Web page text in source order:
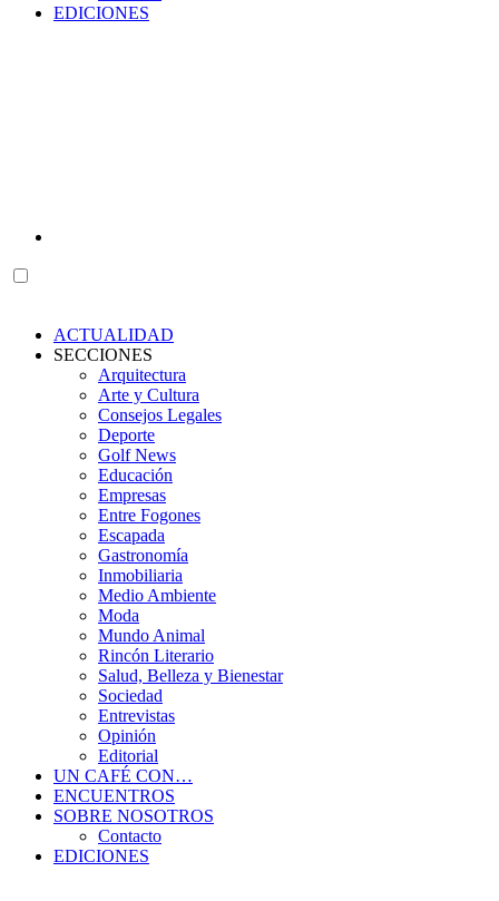
EDICIONES
ACTUALIDAD
SECCIONES
Arquitectura
Arte y Cultura
Consejos Legales
Deporte
Golf News
Educación
Empresas
Entre Fogones
Escapada
Gastronomía
Inmobiliaria
Medio Ambiente
Moda
Mundo Animal
Rincón Literario
Salud, Belleza y Bienestar
Sociedad
Entrevistas
Opinión
Editorial
UN CAFÉ CON…
ENCUENTROS
SOBRE NOSOTROS
Contacto
EDICIONES